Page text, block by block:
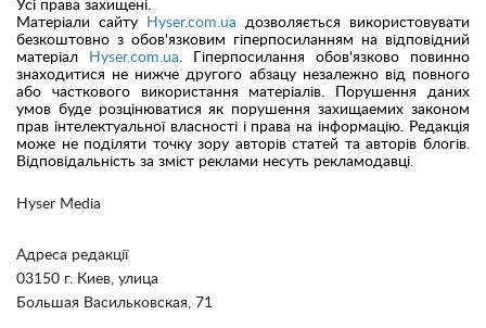
Hyser Media
Адреса редакції
03150 г. Киев, улица
Большая Васильковская, 71
Усі права захищені.
Матеріали сайту
Hyser.com.ua дозволяється використовувати
безкоштовно з обов'язковим гіперпосиланням на відповідний
матеріал
Hyser.com.ua. Гіперпосилання обов'язково повинно
знаходитися не нижче другого абзацу незалежно від повного
або часткового використання матеріалів. Порушення даних
умов буде розцінюватися як порушення захищаемих законом
прав інтелектуальної власності і права на інформацію. Редакція
може не поділяти точку зору авторів статей та авторів блогів.
Відповідальність за зміст реклами несуть рекламодавці.